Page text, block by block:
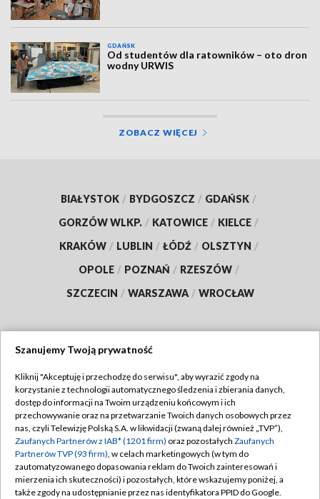
GDAŃSK
Od studentów dla ratowników – oto dron
wodny URWIS
ZOBACZ WIĘCEJ
BIAŁYSTOK / BYDGOSZCZ / GDAŃSK /
GORZÓW WLKP. / KATOWICE / KIELCE /
KRAKÓW / LUBLIN / ŁÓDŹ / OLSZTYN /
OPOLE / POZNAŃ / RZESZÓW /
SZCZECIN / WARSZAWA / WROCŁAW
TVP
Abonament TVP
Emisja w TVP
Centrum informacji TVP
Naziemna Telewizja Cyfrowa
Regulamin TVP
Polityka prywatności
Moje zgody
Pomoc
Szanujemy Twoją prywatność
Kliknij "Akceptuję i przechodzę do serwisu", aby wyrazić zgody na
korzystanie z technologii automatycznego śledzenia i zbierania danych,
dostęp do informacji na Twoim urządzeniu końcowym i ich
przechowywanie oraz na przetwarzanie Twoich danych osobowych przez
nas, czyli Telewizję Polską S.A. w likwidacji (zwaną dalej również „TVP”),
Zaufanych Partnerów z IAB* (1201 firm) oraz pozostałych Zaufanych
Partnerów TVP (93 firm), w celach marketingowych (w tym do
zautomatyzowanego dopasowania reklam do Twoich zainteresowań i
mierzenia ich skuteczności) i pozostałych, które wskazujemy poniżej, a
także zgody na udostępnianie przez nas identyfikatora PPID do Google.